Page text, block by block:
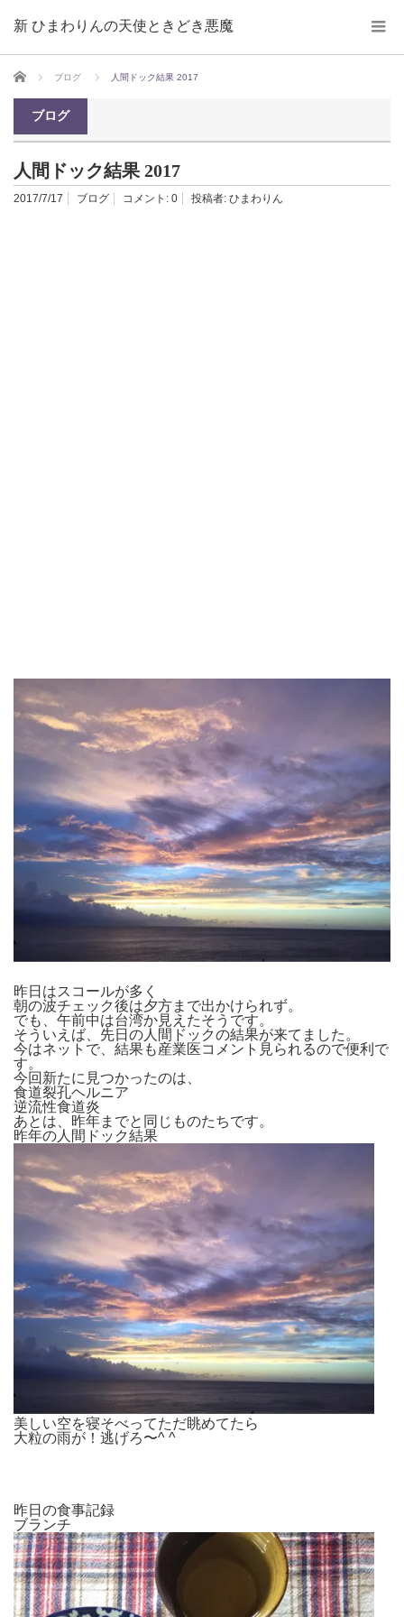
新 ひまわりんの天使ときどき悪魔
ホーム ブログ 人間ドック結果 2017
ブログ
人間ドック結果 2017
2017/7/17 ブログ コメント: 0 投稿者: ひまわりん
昨日はスコールが多く
朝の波チェック後は夕方まで出かけられず。
でも、午前中は台湾か見えたそうです。
そういえば、先日の人間ドックの結果が来てました。
今はネットで、結果も産業医コメント見られるので便利で
す。
今回新たに見つかったのは、
食道裂孔ヘルニア
逆流性食道炎
あとは、昨年までと同じものたちです。
昨年の人間ドック結果
美しい空を寝そべってただ眺めてたら
大粒の雨が！逃げろ〜^ ^
昨日の食事記録
ブランチ